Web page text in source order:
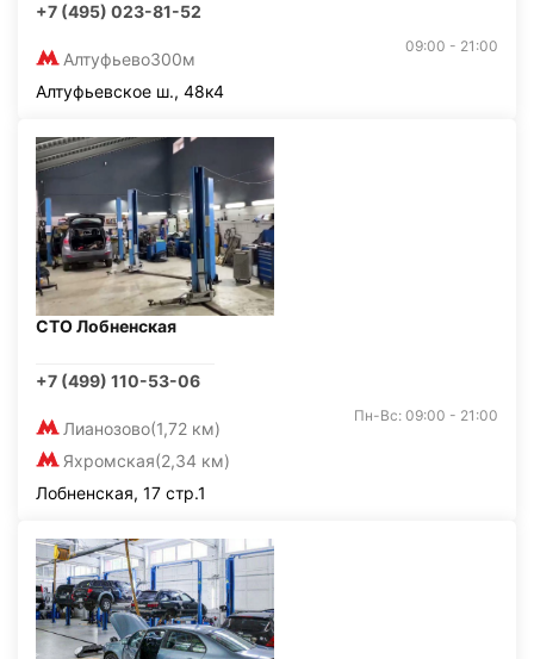
+7 (495) 023-81-52
Алтуфьево300м
09:00 - 21:00
Алтуфьевское ш., 48к4
СТО Лобненская
+7 (499) 110-53-06
Лианозово(1,72 км)
Яхромская(2,34 км)
Пн-Вс: 09:00 - 21:00
Лобненская, 17 стр.1